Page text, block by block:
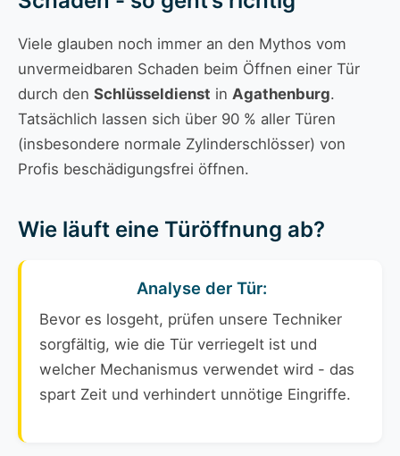
Viele glauben noch immer an den Mythos vom
unvermeidbaren Schaden beim Öffnen einer Tür
durch den Schlüsseldienst in Agathenburg.
Tatsächlich lassen sich über 90 % aller Türen
(insbesondere normale Zylinderschlösser) von
Profis beschädigungsfrei öffnen.
Wie läuft eine Türöffnung ab?
Analyse der Tür:
Bevor es losgeht, prüfen unsere Techniker
sorgfältig, wie die Tür verriegelt ist und
welcher Mechanismus verwendet wird - das
spart Zeit und verhindert unnötige Eingriffe.